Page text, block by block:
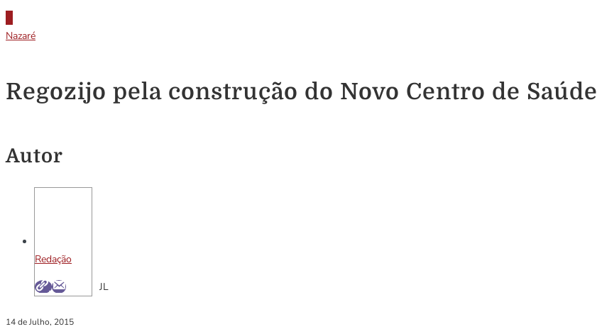
Nazaré
Regozijo pela construção do Novo Centro de Saúde
Autor
Redação
JL
14 de Julho, 2015